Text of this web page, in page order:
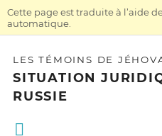
Cette page est traduite à l’aide
automatique.
LES TÉMOINS DE
SITUATION
RUSSIE